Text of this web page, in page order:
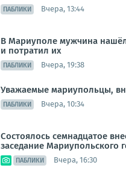
ПАБЛИКИ Вчера, 13:44
В Мариуполе мужчина
и потратил их
ПАБЛИКИ Вчера, 19:38
Уважаемые мариупольцы,
ПАБЛИКИ Вчера, 10:34
Состоялось семнадцатое
заседание Мариупольского
ПАБЛИКИ Вчера, 16:30